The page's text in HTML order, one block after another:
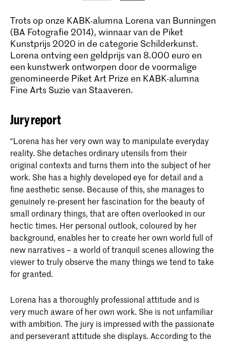
Trots op onze KABK-alumna Lorena van Bunningen
(BA Fotografie 2014), winnaar van de Piket
Kunstprijs 2020 in de categorie Schilderkunst.
Lorena ontving een geldprijs van 8.000 euro en
een kunstwerk ontworpen door de voormalige
genomineerde Piket Art Prize en KABK-alumna
Fine Arts Suzie van Staaveren.
Jury report
“Lorena has her very own way to manipulate everyday
reality. She detaches ordinary utensils from their
original contexts and turns them into the subject of her
work. She has a highly developed eye for detail and a
fine aesthetic sense. Because of this, she manages to
genuinely re-present her fascination for the beauty of
small ordinary things, that are often overlooked in our
hectic times. Her personal outlook, coloured by her
background, enables her to create her own world full of
new narratives – a world of tranquil scenes allowing the
viewer to truly observe the many things we tend to take
for granted.
Lorena has a thoroughly professional attitude and is
very much aware of her own work. She is not unfamiliar
with ambition. The jury is impressed with the passionate
and perseverant attitude she displays. According to the